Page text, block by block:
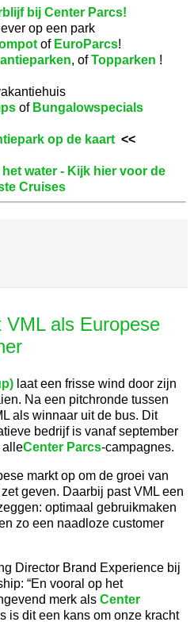
bij Center Parcs!
op een park
of EuroParcs!
, ofTopparken !
of Bungalowspecials
op de kaart <<
water - Kijk hier voor de
Cruises
als Europese
laat een frisse wind door zijn
Na een pitchronde tussen
als winnaar uit de bus. Dit
bedrijf is vanaf september
alleCenter Parcs-campagnes.
markt op om de groei van
geven. Daarbij past VML een
optimaal gebruikmaken
zo een naadloze customer
Director Brand Experience bij
“En vooral op het
merk als Center
is dit een kans om onze kracht